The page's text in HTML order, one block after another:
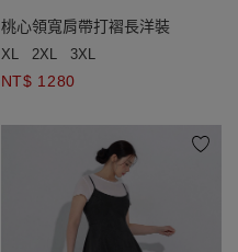
桃心領寬肩帶打褶長洋裝
XL 2XL 3XL
NT$ 1280